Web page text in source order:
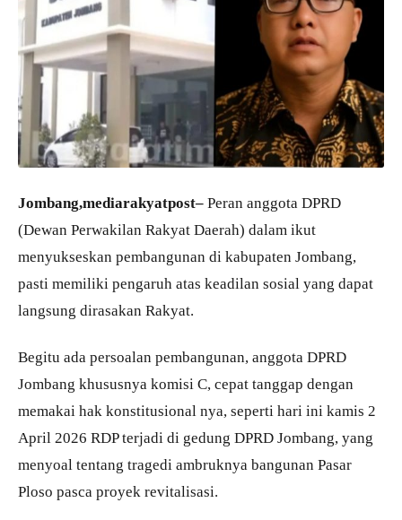
Jombang,mediarakyatpost– Peran anggota DPRD
(Dewan Perwakilan Rakyat Daerah) dalam ikut
menyukseskan pembangunan di kabupaten Jombang,
pasti memiliki pengaruh atas keadilan sosial yang dapat
langsung dirasakan Rakyat.
Begitu ada persoalan pembangunan, anggota DPRD
Jombang khususnya komisi C, cepat tanggap dengan
memakai hak konstitusional nya, seperti hari ini kamis 2
April 2026 RDP terjadi di gedung DPRD Jombang, yang
menyoal tentang tragedi ambruknya bangunan Pasar
Ploso pasca proyek revitalisasi.